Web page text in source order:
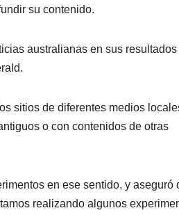
su contenido.
australianas en sus resultados
sitios de diferentes medios
o con contenidos de otras
en ese sentido, y aseguró
realizando algunos